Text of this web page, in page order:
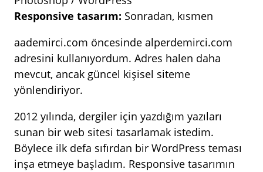
Responsive tasarım: Sonradan, kısmen
aademirci.com öncesinde alperdemirci.com
adresini kullanıyordum. Adres halen daha
mevcut, ancak güncel kişisel siteme
yönlendiriyor.
2012 yılında, dergiler için yazdığım yazıları
sunan bir web sitesi tasarlamak istedim.
Böylece ilk defa sıfırdan bir WordPress teması
inşa etmeye başladım. Responsive tasarımın